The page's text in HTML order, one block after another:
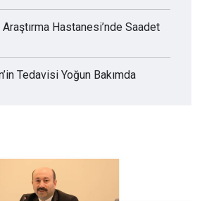
Hastanesi’nde Saadet
Tedavisi Yoğun Bakımda